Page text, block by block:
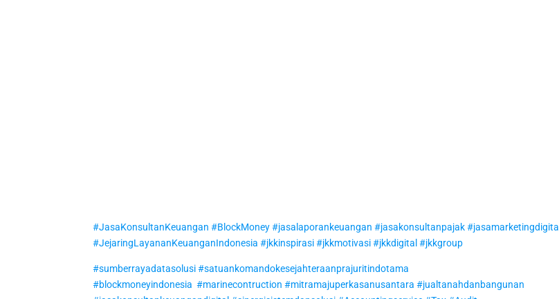
#JasaKonsultanKeuangan #BlockMoney #jasalaporankeuangan #jasakonsultanpajak #jasamarketingdigital
#JejaringLayananKeuanganIndonesia #jkkinspirasi #jkkmotivasi #jkkdigital #jkkgroup
#sumberrayadatasolusi #satuankomandokesejahteraanprajuritindotama
#blockmoneyindonesia #marinecontruction #mitramajuperkasanusantara #jualtanahdanbangunan